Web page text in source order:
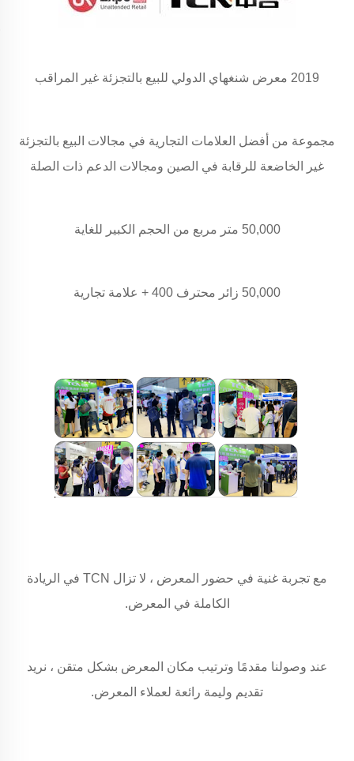
2019 معرض شنغهاي الدولي للبيع بالتجزئة غير المراقب
مجموعة من أفضل العلامات التجارية في مجالات البيع بالتجزئة
غير الخاضعة للرقابة في الصين ومجالات الدعم ذات الصلة
50,000 متر مربع من الحجم الكبير للغاية
50,000 زائر محترف 400 + علامة تجارية
مع تجربة غنية في حضور المعرض ، لا تزال TCN في الريادة
الكاملة في المعرض.
عند وصولنا مقدمًا وترتيب مكان المعرض بشكل متقن ، نريد
تقديم وليمة رائعة لعملاء المعرض.